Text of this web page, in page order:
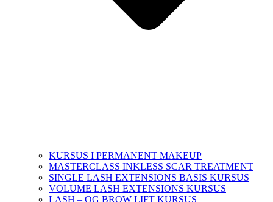
KURSUS I PERMANENT MAKEUP
MASTERCLASS INKLESS SCAR TREATMENT
SINGLE LASH EXTENSIONS BASIS KURSUS
VOLUME LASH EXTENSIONS KURSUS
LASH – OG BROW LIFT KURSUS